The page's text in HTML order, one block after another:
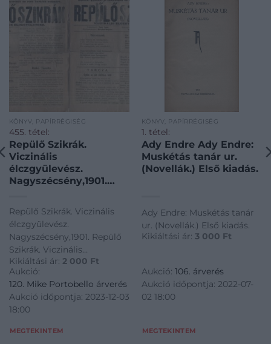
KÖNYV, PAPÍRRÉGISÉG
455. tétel:
Repülő Szikrák.
Viczinális
élczgyülevész.
Nagyszécsény,1901.
élczgyülevész.
Nagyszécsény,1901.
Kézirat gyanánt jó
ismerősök és rossz
barátok számára. 2 db.
Repülő Szikrák. Viczinális
élczgyülevész.
Nagyszécsény,1901. Repülő
Szikrák. Viczinális
élczgyülevész.
Nagyszécsény,1901. Kézirat
gyanánt jó ismerősök és
rossz barátok számára. 2 db.
Kikiáltási ár: 2 000 Ft
Aukció:
120. Mike Portobello árverés
Aukció időpontja: 2023-12-03
18:00
MEGTEKINTEM
KÖNYV, PAPÍRRÉGISÉG
1. tétel:
Ady Endre Ady Endre:
Muskétás tanár ur.
(Novellák.) Első kiadás.
Ady Endre: Muskétás tanár
ur. (Novellák.) Első kiadás.
Kikiáltási ár: 3 000 Ft
Aukció: 106. árverés
Aukció időpontja: 2022-07-
02 18:00
MEGTEKINTEM